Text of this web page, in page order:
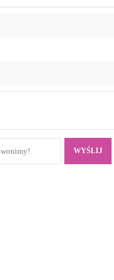
przechowalni
WYŚLIJ